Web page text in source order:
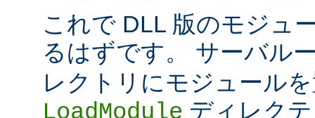
これで DLL 版のモジュ
るはずです。 サーバル
レクトリにモジュール
LoadModule ディレク